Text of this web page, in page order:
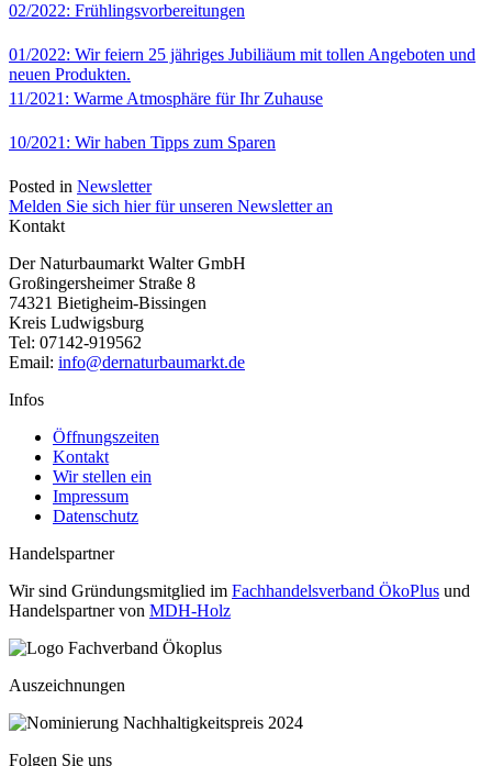
02/2022: Frühlingsvorbereitungen
01/2022: Wir feiern 25 jähriges Jubiliäum mit tollen Angeboten und
neuen Produkten.
11/2021: Warme Atmosphäre für Ihr Zuhause
10/2021: Wir haben Tipps zum Sparen
Posted in Newsletter
Melden Sie sich hier für unseren Newsletter an
Kontakt
Der Naturbaumarkt Walter GmbH
Großingersheimer Straße 8
74321 Bietigheim-Bissingen
Kreis Ludwigsburg
Tel: 07142-919562
Email: info@dernaturbaumarkt.de
Infos
Öffnungszeiten
Kontakt
Wir stellen ein
Impressum
Datenschutz
Handelspartner
Wir sind Gründungsmitglied im Fachhandelsverband ÖkoPlus und
Handelspartner von MDH-Holz
Auszeichnungen
Folgen Sie uns